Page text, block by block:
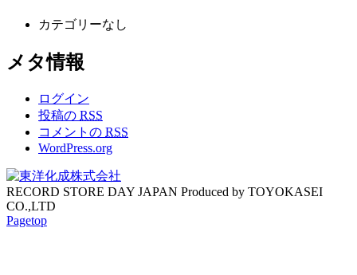
カテゴリーなし
メタ情報
ログイン
投稿の RSS
コメントの RSS
WordPress.org
RECORD STORE DAY JAPAN Produced by TOYOKASEI
CO.,LTD
Pagetop